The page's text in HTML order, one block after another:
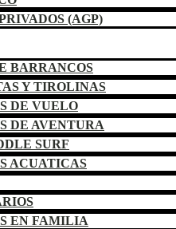
(AGP)
BARRANCOS
Y TIROLINAS
DE VUELO
DE AVENTURA
SURF
ACUATICAS
EN FAMILIA